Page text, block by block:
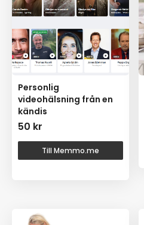
Personlig
videohälsning från en
kändis
50 kr
Till Memmo.me